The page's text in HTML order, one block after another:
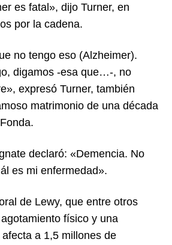
es fatal», dijo Turner, en
por la cadena.
no tengo eso (Alzheimer).
digamos -esa que…-, no
expresó Turner, también
matrimonio de una década
declaró: «Demencia. No
es mi enfermedad».
de Lewy, que entre otros
físico y una
a 1,5 millones de